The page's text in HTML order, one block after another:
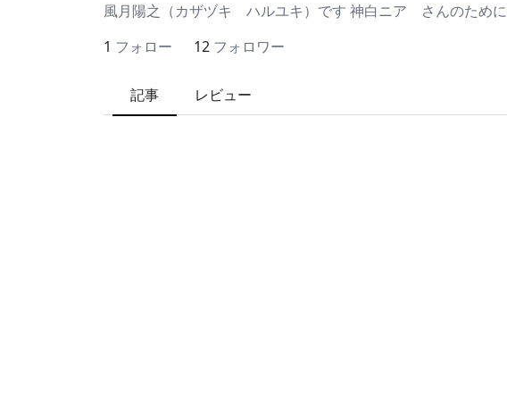
風月陽之（カザヅキ ハルユキ）です 神白ニア さんのために
1 フォロー 12 フォロワー
記事 レビュー